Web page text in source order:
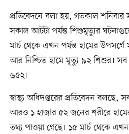
প্রতিবেদনে বলা হয়, গতকাল
সকাল আটটা পর্যন্ত শিশুমৃত্যুর
মার্চ থেকে এখন পর্যন্ত হামের
আর নিশ্চিত হামে মৃত্যু ৯২ শিশুর। সব
৬৫২।
স্বাস্থ্য অধিদপ্তরের প্রতিবেদন বলছে,
আরও ১ হাজার ৫২ জনের শরীরে
তথ্য পাওয়া গেছে। ১৫ মার্চ থেকে